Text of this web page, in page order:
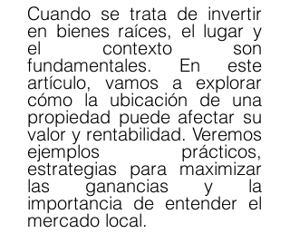
Cuando se trata de invertir
en bienes raíces, el lugar y
el contexto son
fundamentales. En este
artículo, vamos a explorar
cómo la ubicación de una
propiedad puede afectar su
valor y rentabilidad. Veremos
ejemplos prácticos,
estrategias para maximizar
las ganancias y la
importancia de entender el
mercado local.